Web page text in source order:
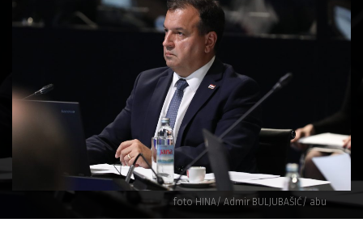
foto HINA/ Admir BULJUBAŠIĆ/ abu